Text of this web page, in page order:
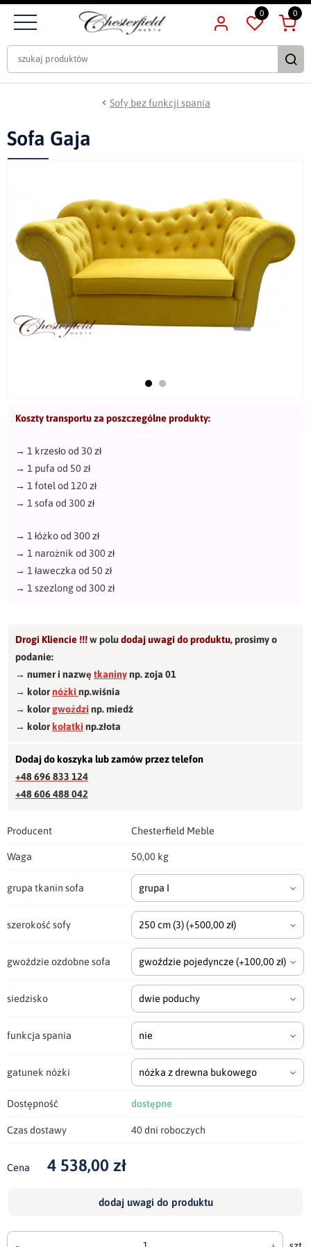
0 0
Sofy bez funkcji spania
Sofa Gaja
Koszty transportu za poszczególne produkty:
→ 1 krzesło od 30 zł
→ 1 pufa od 50 zł
→ 1 fotel od 120 zł
→ 1 sofa od 300 zł
→ 1 łóżko od 300 zł
→ 1 narożnik od 300 zł
→ 1 ławeczka od 50 zł
→ 1 szezlong od 300 zł
Drogi Kliencie !!!w poludodaj uwagi do produktu,prosimy o
podanie:
→ numer i nazwętkaninynp. zoja 01
→ kolornóżki np.wiśnia
→ kolorgwożdzi np. miedź
→ kolorkołatki np.złota
Dodaj do koszyka lub zamów przez telefon
+48 696 833 124
+48 606 488 042
Producent Chesterfield Meble
Waga 50,00 kg
grupa tkanin sofa grupa I
szerokość sofy 250 cm(3)(+500,00 zł)
gwoździe ozdobne sofa gwoździe pojedyncze (+100,00 zł)
siedzisko dwie poduchy
funkcja spania nie
gatunek nóżki nóżka z drewna bukowego
Dostępność dostępne
Czas dostawy 40 dni roboczych
Cena 4 538,00 zł
dodaj uwagi do produktu